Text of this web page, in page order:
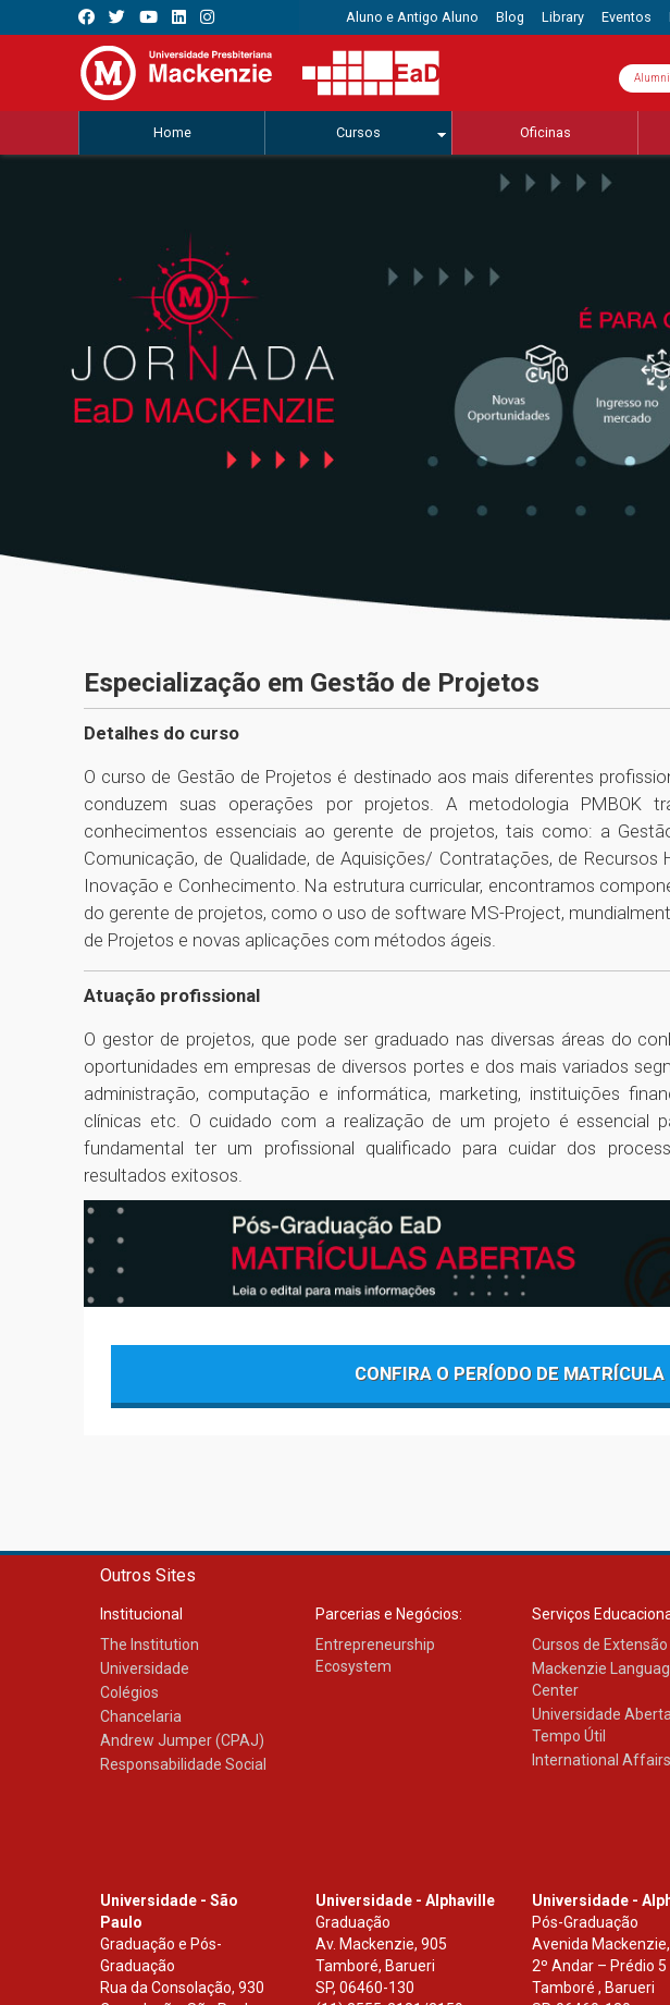
Aluno e Antigo Aluno Blog Library Eventos
Alumni
Home Cursos Oficinas
Especialização em Gestão de Projetos
Detalhes do curso
O curso de Gestão de Projetos é destinado aos mais diferentes
conduzem suas operações por projetos. A metodologia PMBOK
conhecimentos essenciais ao gerente de projetos, tais como: a
Comunicação, de Qualidade, de Aquisições/ Contratações, de Recursos
Inovação e Conhecimento. Na estrutura curricular, encontramos
do gerente de projetos, como o uso de software MS-Project,
de Projetos e novas aplicações com métodos ágeis.
Atuação profissional
O gestor de projetos, que pode ser graduado nas diversas áreas do
oportunidades em empresas de diversos portes e dos mais variados
administração, computação e informática, marketing, instituições
clínicas etc. O cuidado com a realização de um projeto é essencial
fundamental ter um profissional qualificado para cuidar dos
resultados exitosos.
CONFIRA O PERÍODO DE MATRÍCULA
Outros Sites
Institucional
The Institution
Universidade
Colégios
Chancelaria
Andrew Jumper (CPAJ)
Responsabilidade Social
Parcerias e Negócios:
Entrepreneurship
Ecosystem
Serviços
Cursos de Extensão
Mackenzie
Center
Universidade
Tempo Útil
International Affairs
Universidade - São
Paulo
Graduação e Pós-
Graduação
Rua da Consolação, 930
Universidade - Alphaville
Graduação
Av. Mackenzie, 905
Tamboré, Barueri
SP,06460-130
Universidade -
Pós-Graduação
Avenida
2º Andar – Prédio 5
Tamboré , Barueri